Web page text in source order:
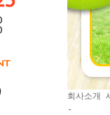
회사소개
-